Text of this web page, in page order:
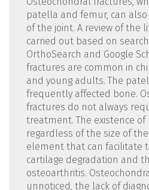
patella and femur, can
of the joint. A review of the
carried out based on
OrthoSearch and Google
fractures are common in
and young adults. The
frequently affected bone.
fractures do not always
treatment. The existence
regardless of the size of
element that can facilitate
cartilage degradation and
osteoarthritis.
unnoticed, the lack of